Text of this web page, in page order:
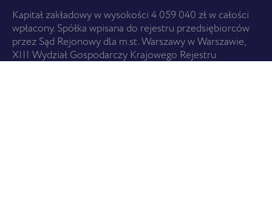
Kapitał zakładowy w wysokości 4 059 040 zł w całości
wpłacony. Spółka wpisana do rejestru przedsiębiorców
przez Sąd Rejonowy dla m.st. Warszawy w Warszawie,
XIII Wydział Gospodarczy Krajowego Rejestru